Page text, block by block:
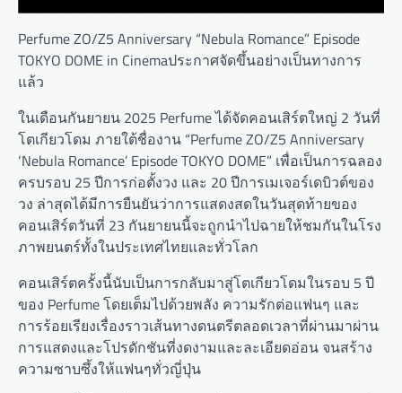
Perfume ZO/Z5 Anniversary “Nebula Romance” Episode
TOKYO DOME in Cinemaประกาศจัดขึ้นอย่างเป็นทางการ
แล้ว
ในเดือนกันยายน 2025 Perfume ได้จัดคอนเสิร์ตใหญ่ 2 วันที่
โตเกียวโดม ภายใต้ชื่องาน “Perfume ZO/Z5 Anniversary
‘Nebula Romance’ Episode TOKYO DOME” เพื่อเป็นการฉลอง
ครบรอบ 25 ปีการก่อตั้งวง และ 20 ปีการเมเจอร์เดบิวต์ของ
วง ล่าสุดได้มีการยืนยันว่าการแสดงสดในวันสุดท้ายของ
คอนเสิร์ตวันที่ 23 กันยายนนี้จะถูกนำไปฉายให้ชมกันในโรง
ภาพยนตร์ทั้งในประเทศไทยและทั่วโลก
คอนเสิร์ตครั้งนี้นับเป็นการกลับมาสู่โตเกียวโดมในรอบ 5 ปี
ของ Perfume โดยเต็มไปด้วยพลัง ความรักต่อแฟนๆ และ
การร้อยเรียงเรื่องราวเส้นทางดนตรีตลอดเวลาที่ผ่านมาผ่าน
การแสดงและโปรดักชันที่งดงามและละเอียดอ่อน จนสร้าง
ความซาบซึ้งให้แฟนๆทั่วญี่ปุ่น